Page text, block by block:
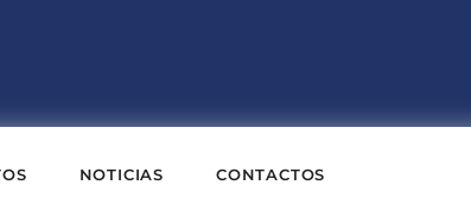
NOTICIAS CONTACTOS